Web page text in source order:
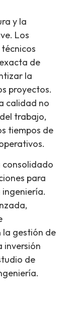
y la
Los
de
la
proyectos.
calidad no
trabajo,
tiempos de
consolidado
para
la gestión de
inversión
de